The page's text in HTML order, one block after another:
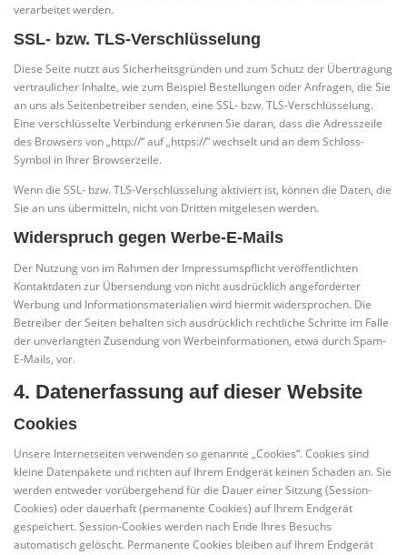
verarbeitet werden.
SSL- bzw. TLS-Verschlüsselung
Diese Seite nutzt aus Sicherheitsgründen und zum Schutz der Übertragung
vertraulicher Inhalte, wie zum Beispiel Bestellungen oder Anfragen, die Sie
an uns als Seitenbetreiber senden, eine SSL- bzw. TLS-Verschlüsselung.
Eine verschlüsselte Verbindung erkennen Sie daran, dass die Adresszeile
des Browsers von „http://“ auf „https://“ wechselt und an dem Schloss-
Symbol in Ihrer Browserzeile.
Wenn die SSL- bzw. TLS-Verschlüsselung aktiviert ist, können die Daten, die
Sie an uns übermitteln, nicht von Dritten mitgelesen werden.
Widerspruch gegen Werbe-E-Mails
Der Nutzung von im Rahmen der Impressumspflicht veröffentlichten
Kontaktdaten zur Übersendung von nicht ausdrücklich angeforderter
Werbung und Informationsmaterialien wird hiermit widersprochen. Die
Betreiber der Seiten behalten sich ausdrücklich rechtliche Schritte im Falle
der unverlangten Zusendung von Werbeinformationen, etwa durch Spam-
E-Mails, vor.
4. Datenerfassung auf dieser Website
Cookies
Unsere Internetseiten verwenden so genannte „Cookies“. Cookies sind
kleine Datenpakete und richten auf Ihrem Endgerät keinen Schaden an. Sie
werden entweder vorübergehend für die Dauer einer Sitzung (Session-
Cookies) oder dauerhaft (permanente Cookies) auf Ihrem Endgerät
gespeichert. Session-Cookies werden nach Ende Ihres Besuchs
automatisch gelöscht. Permanente Cookies bleiben auf Ihrem Endgerät